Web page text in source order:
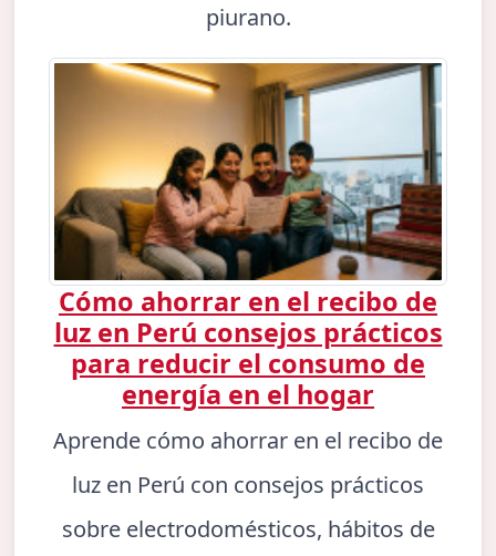
piurano.
Cómo ahorrar en el recibo de
luz en Perú consejos prácticos
para reducir el consumo de
energía en el hogar
Aprende cómo ahorrar en el recibo de
luz en Perú con consejos prácticos
sobre electrodomésticos, hábitos de